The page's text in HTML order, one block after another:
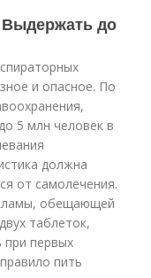
до
и опасное. По
5 млн человек в
должна
от самолечения.
обещающей
таблеток,
при первых
пить